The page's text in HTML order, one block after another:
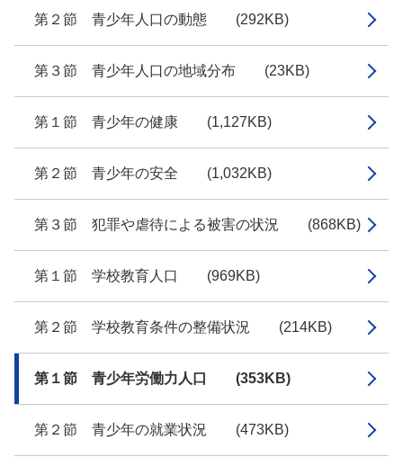
第２節 青少年人口の動態 (292KB)
第３節 青少年人口の地域分布 (23KB)
第１節 青少年の健康 (1,127KB)
第２節 青少年の安全 (1,032KB)
第３節 犯罪や虐待による被害の状況 (868KB)
第１節 学校教育人口 (969KB)
第２節 学校教育条件の整備状況 (214KB)
第１節 青少年労働力人口 (353KB)
第２節 青少年の就業状況 (473KB)